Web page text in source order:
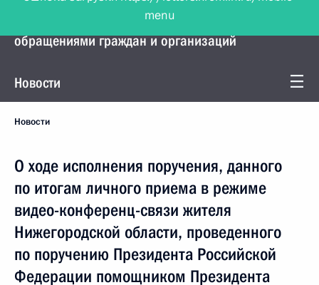
Управление Президента по работе с
обращениями граждан и организаций
Новости
Новости
О ходе исполнения поручения, данного
по итогам личного приема в режиме
видео-конференц-связи жителя
Нижегородской области, проведенного
по поручению Президента Российской
Федерации помощником Президента
menu